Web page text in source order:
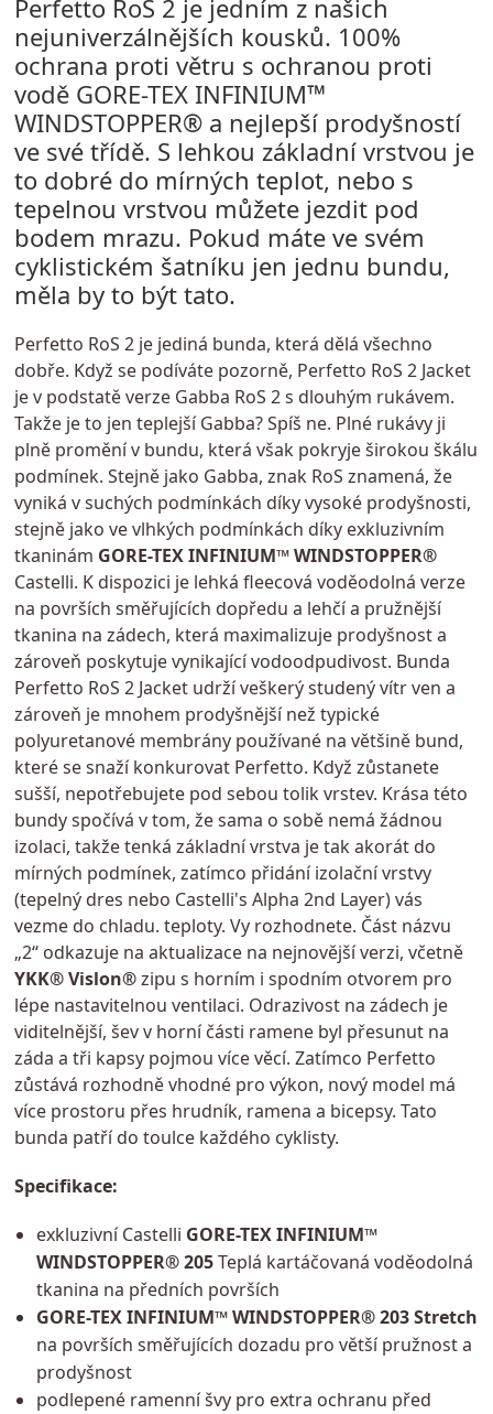
Perfetto RoS 2 je jedním z našich
nejuniverzálnějších kousků. 100%
ochrana proti větru s ochranou proti
vodě GORE-TEX INFINIUM™
WINDSTOPPER® a nejlepší prodyšností
ve své třídě. S lehkou základní vrstvou je
to dobré do mírných teplot, nebo s
tepelnou vrstvou můžete jezdit pod
bodem mrazu. Pokud máte ve svém
cyklistickém šatníku jen jednu bundu,
měla by to být tato.
Perfetto RoS 2 je jediná bunda, která dělá všechno
dobře. Když se podíváte pozorně, Perfetto RoS 2 Jacket
je v podstatě verze Gabba RoS 2 s dlouhým rukávem.
Takže je to jen teplejší Gabba? Spíš ne. Plné rukávy ji
plně promění v bundu, která však pokryje širokou škálu
podmínek. Stejně jako Gabba, znak RoS znamená, že
vyniká v suchých podmínkách díky vysoké prodyšnosti,
stejně jako ve vlhkých podmínkách díky exkluzivním
tkaninám GORE-TEX INFINIUM™ WINDSTOPPER®
Castelli. K dispozici je lehká fleecová voděodolná verze
na površích směřujících dopředu a lehčí a pružnější
tkanina na zádech, která maximalizuje prodyšnost a
zároveň poskytuje vynikající vodoodpudivost. Bunda
Perfetto RoS 2 Jacket udrží veškerý studený vítr ven a
zároveň je mnohem prodyšnější než typické
polyuretanové membrány používané na většině bund,
které se snaží konkurovat Perfetto. Když zůstanete
sušší, nepotřebujete pod sebou tolik vrstev. Krása této
bundy spočívá v tom, že sama o sobě nemá žádnou
izolaci, takže tenká základní vrstva je tak akorát do
mírných podmínek, zatímco přidání izolační vrstvy
(tepelný dres nebo Castelli's Alpha 2nd Layer) vás
vezme do chladu. teploty. Vy rozhodnete. Část názvu
„2“ odkazuje na aktualizace na nejnovější verzi, včetně
YKK® Vislon®zipu s horním i spodním otvorem pro
lépe nastavitelnou ventilaci. Odrazivost na zádech je
viditelnější, šev v horní části ramene byl přesunut na
záda a tři kapsy pojmou více věcí. Zatímco Perfetto
zůstává rozhodně vhodné pro výkon, nový model má
více prostoru přes hrudník, ramena a bicepsy. Tato
bunda patří do toulce každého cyklisty.
Specifikace:
exkluzivní Castelli GORE-TEX INFINIUM™
WINDSTOPPER® 205Teplá kartáčovaná voděodolná
tkanina na předních površích
GORE-TEX INFINIUM™ WINDSTOPPER® 203 Stretch
na površích směřujících dozadu pro větší pružnost a
prodyšnost
podlepené ramenní švy pro extra ochranu před